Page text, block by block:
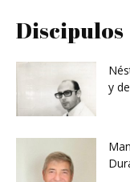
Discipulos
y